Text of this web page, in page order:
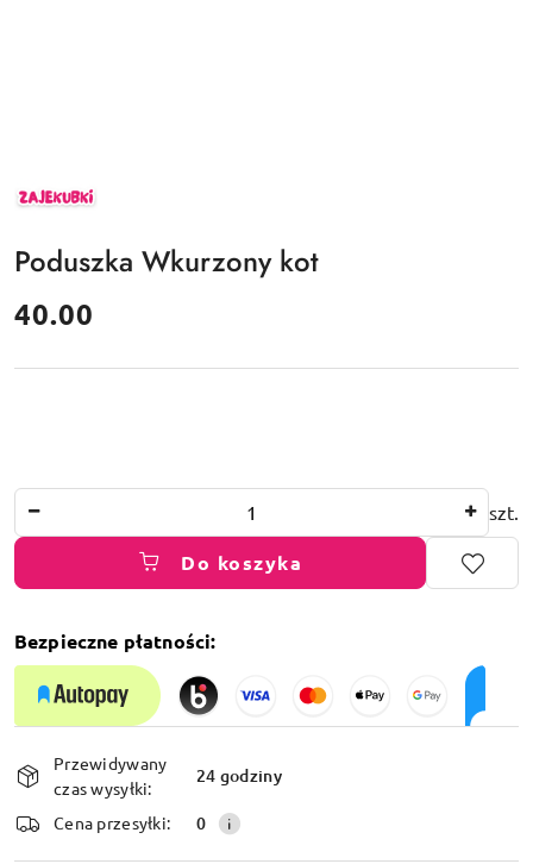
ZAJEKUBKI
Poduszka Wkurzony kot
cena:
40.00
szt.
Do koszyka
Bezpieczne płatności:
Dostępność
i
dostawa
Przewidywany
czas wysyłki:
24 godziny
Cena przesyłki: 0